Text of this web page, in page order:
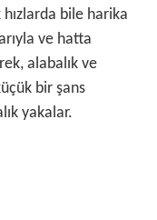
bile harika
ve hatta
alabalık ve
bir şans
yakalar.